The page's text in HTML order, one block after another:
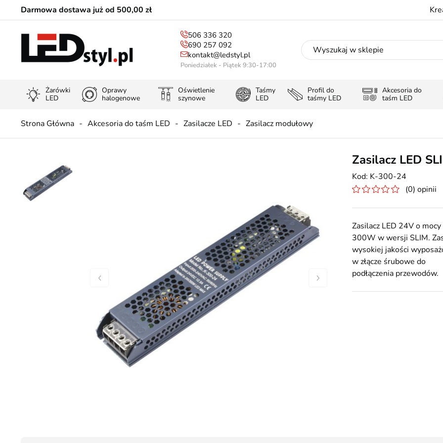
Darmowa dostawa już od 500,00 zł
506 336 320
690 257 092
kontakt@ledstyl.pl
Poniedziałek - Piątek 9:30-17:00
Żarówki
LED
Oprawy
halogenowe
Oświetlenie
szynowe
Taśmy
LED
Profil do
taśmy LED
Akcesoria do
taśm LED
Strona Główna Akcesoria do taśm LED Zasilacze LED Zasilacz modułowy
Zasilacz LED
K-300-24
(0) opinii
Zasilacz LED 24V o mocy
300W w wersji SLIM.
wysokiej jakości
w złącze śrubowe do
podłączenia przewodów.